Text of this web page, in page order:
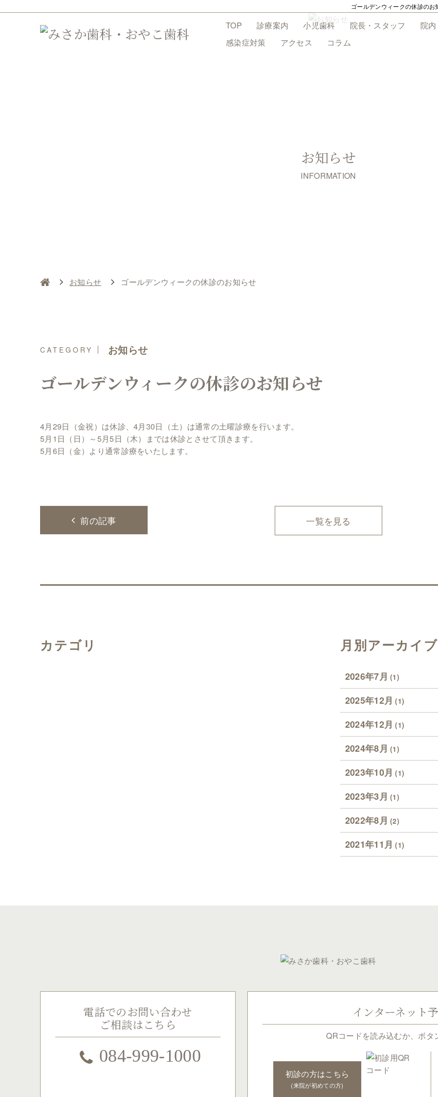
ゴールデンウィークの休診の
TOP 診療案内 小児歯科 院長・スタッフ
院
感染症対策
アクセス コラム
お知らせ
INFORMATION
お知らせ ゴールデンウィークの休診のお知らせ
お知らせ
ゴールデンウィークの休診のお知らせ
4月29日（金祝）は休診、4月30日（土）は通常の土曜診療を行います。
5月1日（日）～5月5日（木）までは休診とさせて頂きます。
5月6日（金）より通常診療をいたします。
前の記事 一覧を見る
カテゴリ 月別アーカイブ
2026年7月 (1)
2025年12月 (1)
2024年12月 (1)
2024年8月 (1)
2023年10月 (1)
2023年3月 (1)
2022年8月 (2)
2021年11月 (1)
電話でのお問い合わせ
ご相談はこちら
084-999-1000
インターネット
QRコードを読み込むか、ボ
初診の方はこちら
(来院が初めての方)